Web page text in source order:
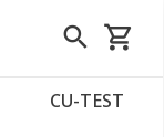
close
search
Skip
to
shopping_cart
รถเข็น
CU‑TEST